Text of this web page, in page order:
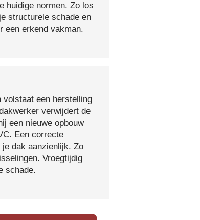
huidige normen. Zo los
structurele schade en
een erkend vakman.
volstaat een herstelling
verwijdert de
een nieuwe opbouw
Een correcte
dak aanzienlijk. Zo
Vroegtijdig
schade.